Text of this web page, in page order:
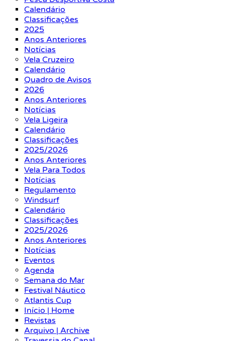
Calendário
Classificações
2025
Anos Anteriores
Notícias
Vela Cruzeiro
Calendário
Quadro de Avisos
2026
Anos Anteriores
Notícias
Vela Ligeira
Calendário
Classificações
2025/2026
Anos Anteriores
Vela Para Todos
Notícias
Regulamento
Windsurf
Calendário
Classificações
2025/2026
Anos Anteriores
Notícias
Eventos
Agenda
Semana do Mar
Festival Náutico
Atlantis Cup
Início | Home
Revistas
Arquivo | Archive